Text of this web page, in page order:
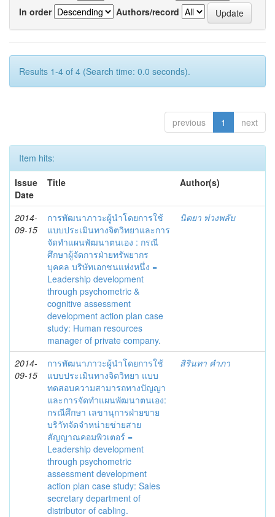
In order
Authors/record
Results 1-4 of 4 (Search time: 0.0 seconds).
previous 1 next
Item hits:
Issue
Date
Title Author(s)
2014-
09-15
การพัฒนาภาวะผู้นำโดยการใช้
แบบประเมินทางจิตวิทยาและการ
จัดทำแผนพัฒนาตนเอง : กรณี
ศึกษาผู้จัดการฝ่ายทรัพยากร
บุคคล บริษัทเอกชนแห่งหนึ่ง =
Leadership development
through psychometric &
cognitive assessment
development action plan case
study: Human resources
manager of private company.
นิตยา พ่วงพลับ
2014-
09-15
การพัฒนาภาวะผู้นำโดยการใช้
แบบประเมินทางจิตวิทยา แบบ
ทดสอบความสามารถทางปัญญา
และการจัดทำแผนพัฒนาตนเอง:
กรณีศึกษา เลขานุการฝ่ายขาย
บริาัทจัดจำหน่ายข่ายสาย
สัญญาณคอมพิวเตอร์ =
Leadership development
through psychometric
assessment development
action plan case study: Sales
secretary department of
distributor of cabling.
สิรินทา คำภา